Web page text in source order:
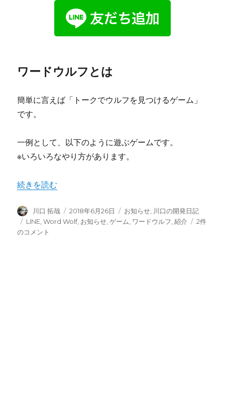
ワードウルフとは
簡単に言えば「トークでウルフを見つけるゲーム」
です。
一例として、以下のように遊ぶゲームです。
※いろいろなやり方があります。
“LINEでワードウルフをやろう。” の
続きを読む
投
稿
者
川口 拓哉
投
稿
2018年6月26日
カ
テ
お知らせ 川口の開発日記
タ
グ
LINE ,Word Wolf, お知らせ ,ゲーム ワードウルフ ,紹介
LINE
2件
のコメント